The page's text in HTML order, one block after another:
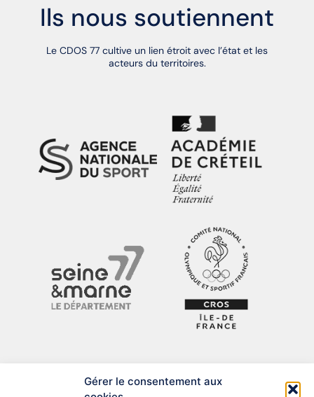
Gérer le consentement aux
Ils nous soutiennent
Le CDOS 77 cultive un lien étroit avec l’état et les
acteurs du territoires.